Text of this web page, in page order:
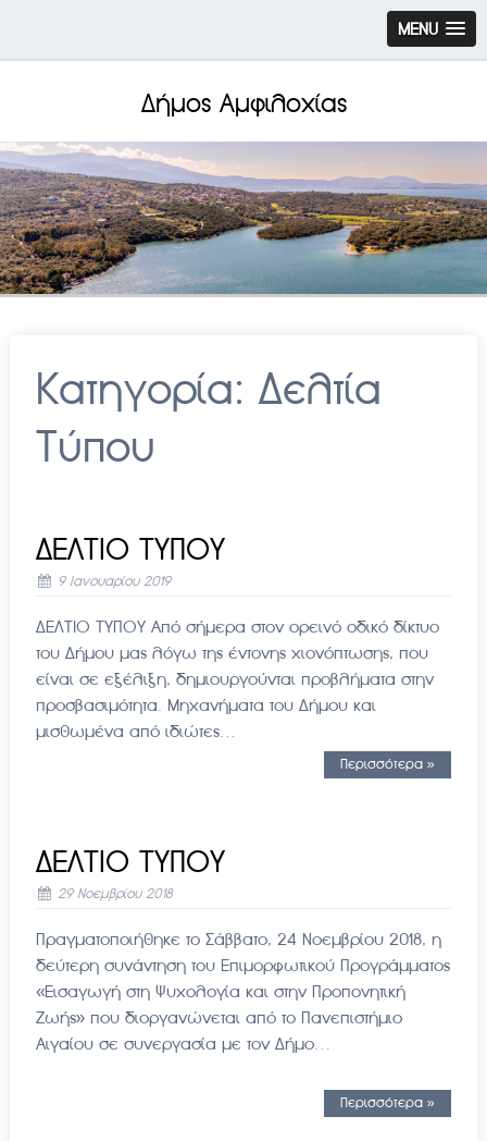
MENU
Δήμος Αμφιλοχίας
Κατηγορία: Δελτία
Τύπου
ΔΕΛΤΙΟ ΤΥΠΟΥ
9 Ιανουαρίου 2019
ΔΕΛΤΙΟ ΤΥΠΟΥ Από σήμερα στον ορεινό οδικό δίκτυο
του Δήμου μας λόγω της έντονης χιονόπτωσης, που
είναι σε εξέλιξη, δημιουργούνται προβλήματα στην
προσβασιμότητα. Μηχανήματα του Δήμου και
μισθωμένα από ιδιώτες…
Περισσότερα »
ΔΕΛΤΙΟ ΤΥΠΟΥ
29 Νοεμβρίου 2018
Πραγματοποιήθηκε το Σάββατο, 24 Νοεμβρίου 2018, η
δεύτερη συνάντηση του Επιμορφωτικού Προγράμματος
«Εισαγωγή στη Ψυχολογία και στην Προπονητική
Ζωής» που διοργανώνεται από το Πανεπιστήμιο
Αιγαίου σε συνεργασία με τον Δήμο…
Περισσότερα »